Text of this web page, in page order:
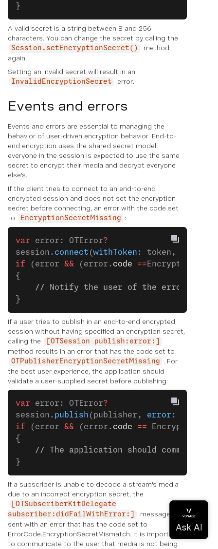
}
A valid secret is a string between 8 and 256
characters. You can change the secret by calling the
Session.setEncryptionSecret()
method
again.
Setting an invalid secret will result in an
InvalidEncryptionSecret error.
Events and errors
Events and errors are essential to managing the
behavior of user-driven encryption behavior. End-to-
end encryption uses the shared secret model:
everyone in the session is expected to use the same
secret to encrypt their media and decrypt everyone
else's.
If the client tries to connect to an end-to-end
encrypted session and does not set the encryption
secret before connecting, an error with the code set
to
EncryptionSecretMissing :
var error: OTError?
session. connect (withToken : token,
if (error && (error. code ==
{
// Notify the user of the error
}
If a user tries to publish in an end-to-end encrypted
session without having specified an encryption secret,
calling the
[OTSession publish:error:]
method results in an error that has the code set to
OTPublisherEncryptionSecretMissing
. For
the best user experience, the application should
validate a user-supplied secret before publishing:
var error: OTError?
session. publish (publisher, error :
if (error && (error. code ==
{
// The application should
}
If a subscriber is unable to decode a stream's media
due to an incorrect encryption secret, the
[OTSubscriberKitDelegate
subscriber:didFailWithError:]
message is
sent with an error that has the code set to
ErrorCode.EncryptionSecretMismatch. It is important
to communicate to the user that media is not being